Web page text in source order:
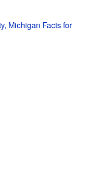
Michigan Facts for